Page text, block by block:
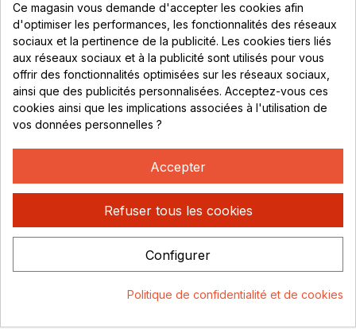
69530 Brignais
Lundi au vendredi :
8h - 16h
uniquement sur Rendez-vous
CONTACT
04 78 37 00 68
contact@rhonephilatelie.fr
Un site conçu par :
Ce magasin vous demande d'accepter les cookies afin
d'optimiser les performances, les fonctionnalités des réseaux
sociaux et la pertinence de la publicité. Les cookies tiers liés
aux réseaux sociaux et à la publicité sont utilisés pour vous
offrir des fonctionnalités optimisées sur les réseaux sociaux,
ainsi que des publicités personnalisées. Acceptez-vous ces
cookies ainsi que les implications associées à l'utilisation de
vos données personnelles ?
Accepter
Refuser tous les cookies
Configurer
Politique de confidentialité et de cookies